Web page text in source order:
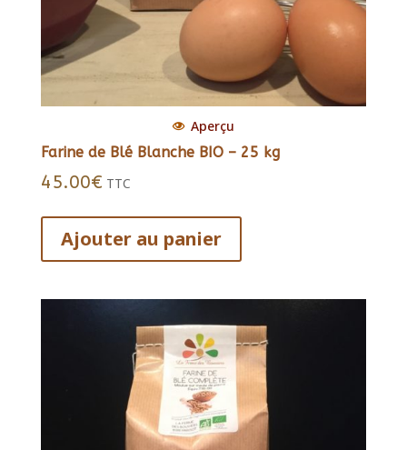
Aperçu
Farine de Blé Blanche BIO – 25 kg
45.00€ TTC
Ajouter au panier